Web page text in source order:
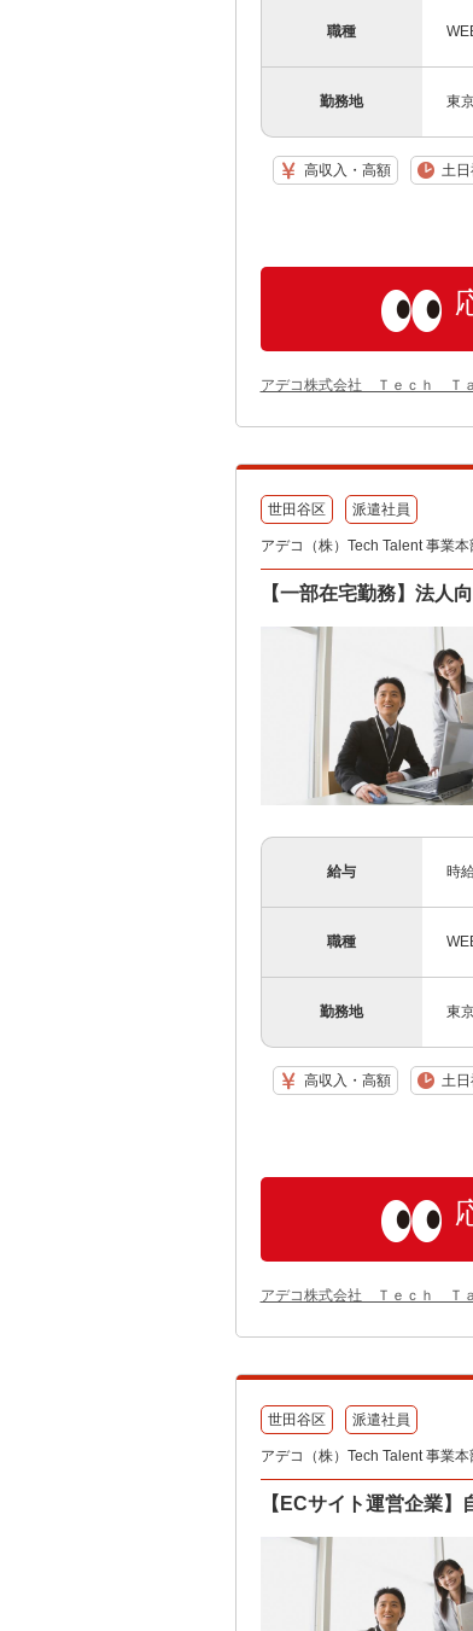
職種
勤務地 東
高収入・高額 土
アデコ株式会社 Ｔｅｃｈ Ｔ
世田谷区 派遣社員
アデコ（株）Tech Talent 事業本
【一部在宅勤務】法人
給与 時
職種
勤務地 東
高収入・高額 土
アデコ株式会社 Ｔｅｃｈ Ｔ
世田谷区 派遣社員
アデコ（株）Tech Talent 事業本
【ECサイト運営企業